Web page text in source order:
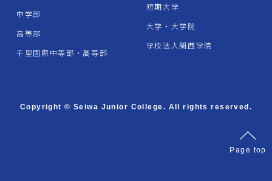
中学部
高等部
千里国際中等部・高等部
短期大学
大学・大学院
学校法人関西学院
Copyright © Seiwa Junior College. All rights reserved.